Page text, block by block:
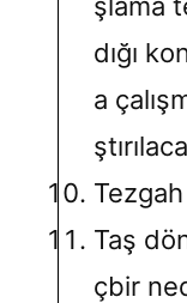
dığı
a
Taş
çbir